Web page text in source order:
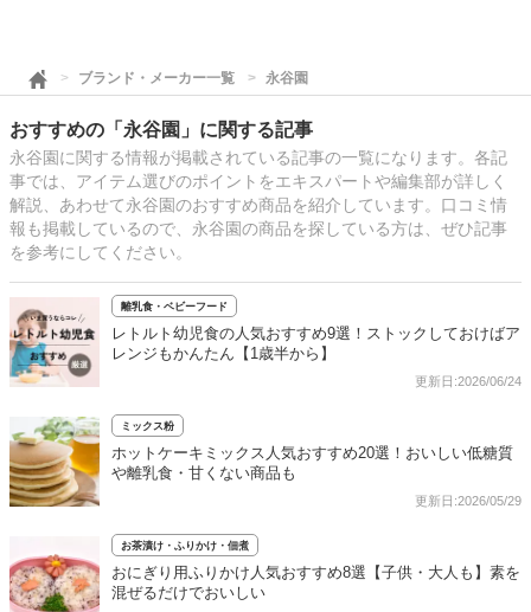
ブランド・メーカー一覧 永谷園
おすすめの「永谷園」に関する記事
永谷園に関する情報が掲載されている記事の一覧になります。各記
事では、アイテム選びのポイントをエキスパートや編集部が詳しく
解説、あわせて永谷園のおすすめ商品を紹介しています。口コミ情
報も掲載しているので、永谷園の商品を探している方は、ぜひ記事
を参考にしてください。
離乳食・ベビーフード
レトルト幼児食の人気おすすめ9選！ストックしておけばア
レンジもかんたん【1歳半から】
更新日:2026/06/24
ミックス粉
ホットケーキミックス人気おすすめ20選！おいしい低糖質
や離乳食・甘くない商品も
更新日:2026/05/29
お茶漬け・ふりかけ・佃煮
おにぎり用ふりかけ人気おすすめ8選【子供・大人も】素を
混ぜるだけでおいしい